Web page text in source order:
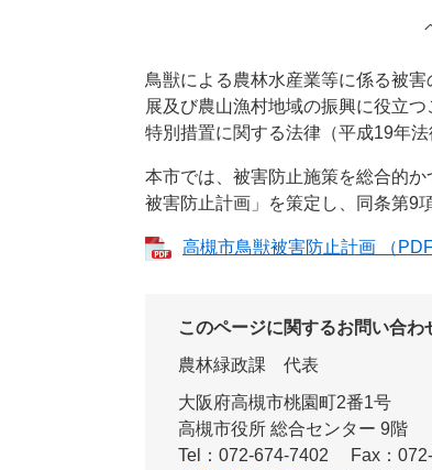
鳥獣による農林水産業等に係る被
展及び農山漁村地域の振興に役立
特別措置に関する法律（平成19年
本市では、被害防止施策を総合的
被害防止計画」を策定し、同条第9
高槻市鳥獣被害防止計画 （
このページに関するお問い合わ
農林緑政課
代表
大阪府高槻市桃園町2番1号
高槻市役所 総合センター 9階
Tel：072-674-7402
Fax：